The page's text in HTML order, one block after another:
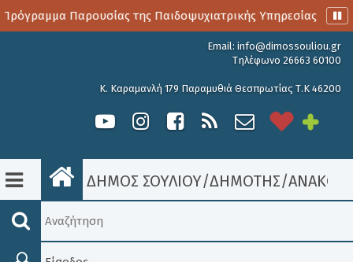
Παρουσίας της Παιδοψυχιατρικής Υπηρεσίας
Email: info@dimossouliou.gr
Τηλέφωνο 26663 60100
Κ. Καραμανλή 179 Παραμυθιά Θεσπρωτίας Τ.Κ 46200
ΔΗΜΟΣ ΣΟΥΛΙΟΥ/ΔΗΜΟΤΗΣ/